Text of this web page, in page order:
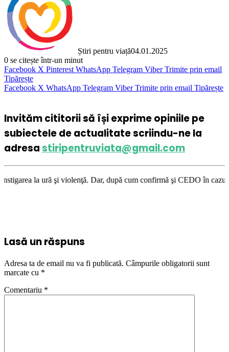
Știri pentru viață04.01.2025
0 se citește într-un minut
Facebook X Pinterest WhatsApp Telegram Viber Trimite prin email
Tipărește
Facebook X WhatsApp Telegram Viber Trimite prin email Tipărește
Invităm cititorii să își exprime opiniile pe
subiectele de actualitate scriindu-ne la
adresastiripentruviata@gmail.com
şi violenţă. Dar, după cum confirmă şi CEDO în cazul
Lasă un răspuns
Adresa ta de email nu va fi publicată. Câmpurile obligatorii sunt
marcate cu *
Comentariu *